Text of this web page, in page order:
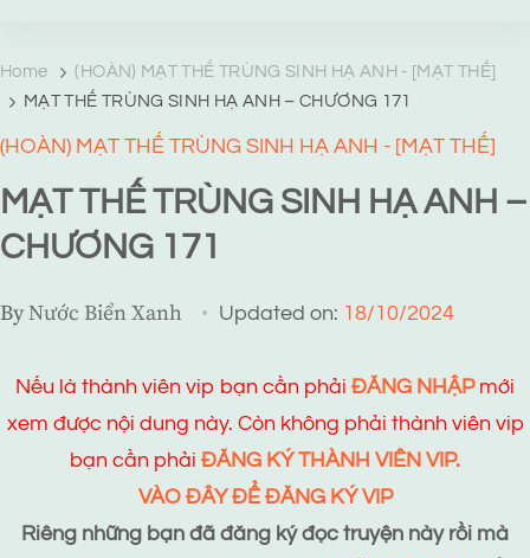
Home
(HOÀN) MẠT THẾ TRÙNG SINH HẠ ANH - [MẠT THẾ]
MẠT THẾ TRÙNG SINH HẠ ANH – CHƯƠNG 171
(HOÀN) MẠT THẾ TRÙNG SINH HẠ ANH - [MẠT THẾ]
MẠT THẾ TRÙNG SINH HẠ ANH –
CHƯƠNG 171
ByNước Biển Xanh Updated on: 18/10/2024
Nếu là thành viên vip bạn cần phải ĐĂNG NHẬPmới
xem được nội dung này. Còn không phải thành viên vip
bạn cần phải ĐĂNG KÝ THÀNH VIÊN VIP.
VÀO ĐÂY ĐỂ ĐĂNG KÝ VIP
Riêng những bạn đã đăng ký đọc truyện này rồi mà